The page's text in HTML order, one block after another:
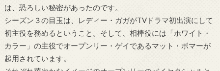
は、恐ろしい秘密があったのです。
シーズン３の目玉は、レディー・ガガがTVドラマ初出演にして
初主役を務めるということ。そして、相棒役には「ホワイト・
カラー」の主役でオープンリー・ゲイであるマット・ボマーが
起用されています。